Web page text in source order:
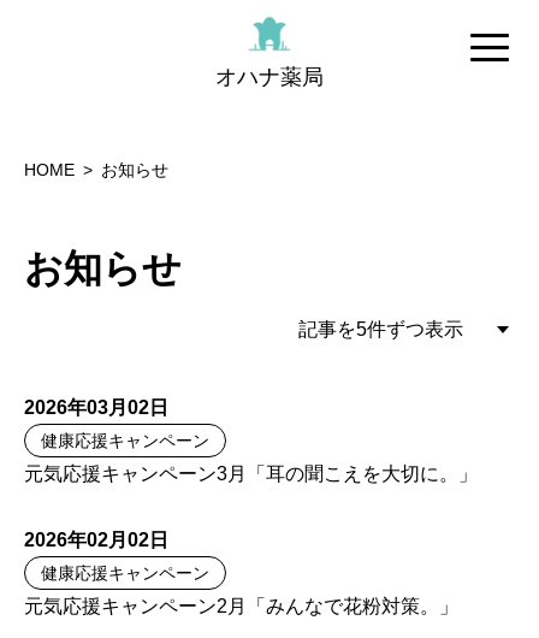
オハナ薬局
HOME お知らせ
お知らせ
2026年03月02日
健康応援キャンペーン
元気応援キャンペーン3月「耳の聞こえを大切に。」
2026年02月02日
健康応援キャンペーン
元気応援キャンペーン2月「みんなで花粉対策。」